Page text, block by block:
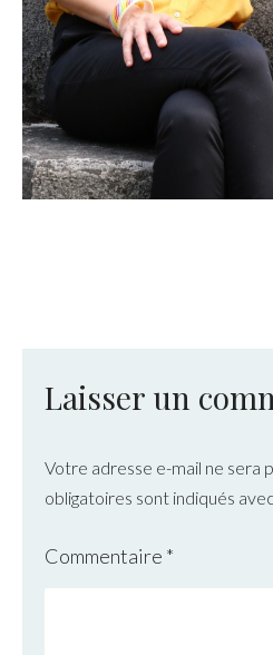
Laisser un
Votre adresse e-mail ne sera
obligatoires sont indiqués avec
Commentaire *